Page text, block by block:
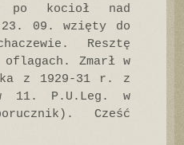
po kocioł nad
09. wzięty do
Resztę
Zmarł w
z 1929-31 r. z
11. P.U.Leg. w
Cześć